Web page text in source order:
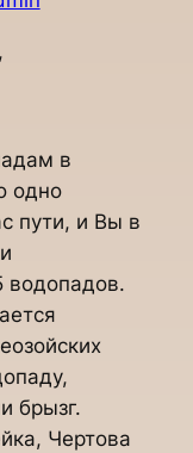
в
одно
пути, и Вы в
водопадов.
брызг.
Чертова